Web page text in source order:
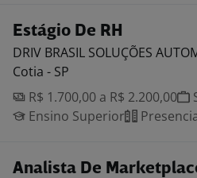
Estágio De RH
DRIV BRASIL SOLUÇÕES
Cotia - SP
R$ 1.700,00 a R$ 2.200,00
Ensino Superior
Analista De